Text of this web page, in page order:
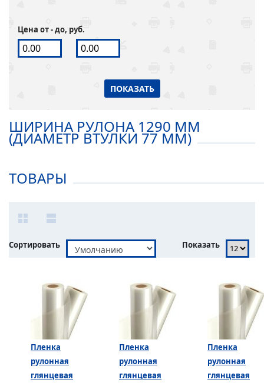
Цена от - до, руб.
ПОКАЗАТЬ
ШИРИНА РУЛОНА 1290 ММ
(ДИАМЕТР ВТУЛКИ 77 ММ)
ТОВАРЫ
Сортировать Показать
Пленка
рулонная
глянцевая
Пленка
рулонная
глянцевая
Пленка
рулонная
глянцевая